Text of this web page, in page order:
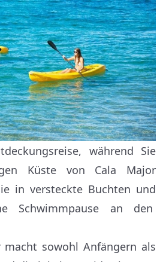
während Sie
Küste von Cala Major
in versteckte Buchten und
Schwimmpause an den
macht sowohl Anfängern als